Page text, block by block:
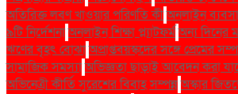
অতিরিক্ত লবণ খাওয়ার পরিণতি কীঅনলাইন
৯টি নির্দেশনাঅনলাইন শিক্ষা প্ল্যাটফর্মঅন্য দিনের
ঋণের বৃহৎ বোঝাঅপ্রাপ্তবয়স্কদের সঙ্গে প্রেমের
সামাজিক সমস্যাঅভিজ্ঞতা ছাড়াই আবেদন করা
অভিনেত্রী কীর্তি সুরেশের বিবাহ সম্পন্নঅস্কার